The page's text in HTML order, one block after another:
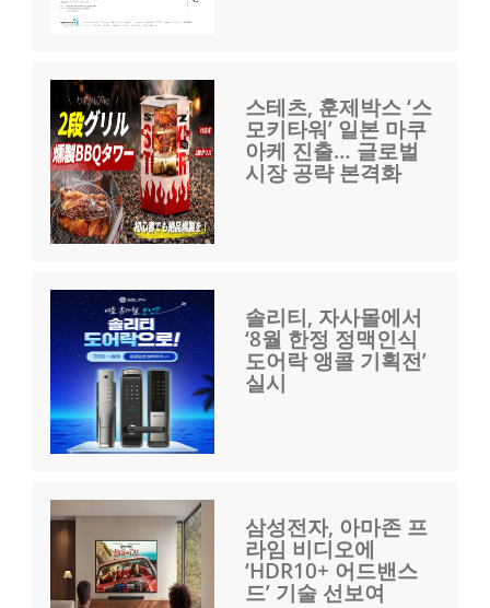
스테츠, 훈제박스 ‘스
모키타워’ 일본 마쿠
아케 진출… 글로벌
시장 공략 본격화
솔리티, 자사몰에서
‘8월 한정 정맥인식
도어락 앵콜 기획전’
실시
삼성전자, 아마존 프
라임 비디오에
‘HDR10+ 어드밴스
드’ 기술 선보여